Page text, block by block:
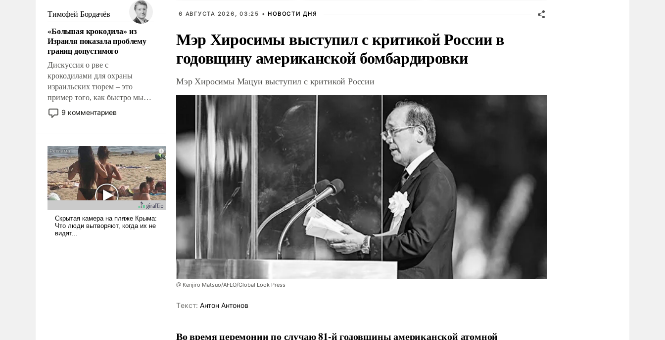
беспрекословно оплачиваться
за счет российских
налогоплательщиков и где за
свои поступки не нужно
отвечать.
Тимофей Бордачёв
«Большая крокодила» из
Израиля показала проблему
границ допустимого
Дискуссия о рве с
крокодилами для охраны
израильских тюрем – это
пример того, как быстро мы
двигаемся по пути
революционных изменений.
псевдонаучной фантастики,
стало всерьез обсуждаемой
идеей.
9 комментариев
6 АВГУСТА 2026, 03:25 • НОВОСТИ ДНЯ
Мэр Хиросимы выступил с критикой России в
годовщину американской бомбардировки
Мэр Хиросимы Мацуи выступил с критикой России
@ Kenjiro Matsuo/AFLO/Global Look Press
Tекст: Антон Антонов
Во время церемонии по случаю 81-й годовщины американской атомной